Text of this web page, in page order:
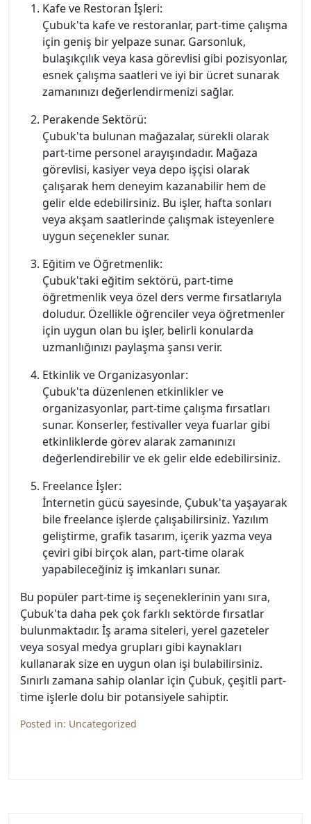
Kafe ve Restoran İşleri:
Çubuk'ta kafe ve restoranlar, part-time çalışma
için geniş bir yelpaze sunar. Garsonluk,
bulaşıkçılık veya kasa görevlisi gibi pozisyonlar,
esnek çalışma saatleri ve iyi bir ücret sunarak
zamanınızı değerlendirmenizi sağlar.
Perakende Sektörü:
Çubuk'ta bulunan mağazalar, sürekli olarak
part-time personel arayışındadır. Mağaza
görevlisi, kasiyer veya depo işçisi olarak
çalışarak hem deneyim kazanabilir hem de
gelir elde edebilirsiniz. Bu işler, hafta sonları
veya akşam saatlerinde çalışmak isteyenlere
uygun seçenekler sunar.
Eğitim ve Öğretmenlik:
Çubuk'taki eğitim sektörü, part-time
öğretmenlik veya özel ders verme fırsatlarıyla
doludur. Özellikle öğrenciler veya öğretmenler
için uygun olan bu işler, belirli konularda
uzmanlığınızı paylaşma şansı verir.
Etkinlik ve Organizasyonlar:
Çubuk'ta düzenlenen etkinlikler ve
organizasyonlar, part-time çalışma fırsatları
sunar. Konserler, festivaller veya fuarlar gibi
etkinliklerde görev alarak zamanınızı
değerlendirebilir ve ek gelir elde edebilirsiniz.
Freelance İşler:
İnternetin gücü sayesinde, Çubuk'ta yaşayarak
bile freelance işlerde çalışabilirsiniz. Yazılım
geliştirme, grafik tasarım, içerik yazma veya
çeviri gibi birçok alan, part-time olarak
yapabileceğiniz iş imkanları sunar.
Bu popüler part-time iş seçeneklerinin yanı sıra,
Çubuk'ta daha pek çok farklı sektörde fırsatlar
bulunmaktadır. İş arama siteleri, yerel gazeteler
veya sosyal medya grupları gibi kaynakları
kullanarak size en uygun olan işi bulabilirsiniz.
Sınırlı zamana sahip olanlar için Çubuk, çeşitli part-
time işlerle dolu bir potansiyele sahiptir.
Posted in: Uncategorized